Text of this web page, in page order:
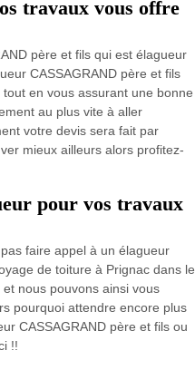
travaux vous offre
père et fils qui est élagueur
CASSAGRAND père et fils
en vous assurant une bonne
au plus vite à aller
votre devis sera fait par
mieux ailleurs alors profitez-
pour vos travaux
faire appel à un élagueur
de toiture à Prignac dans le
nous pouvons ainsi vous
pourquoi attendre encore plus
CASSAGRAND père et fils ou
!!